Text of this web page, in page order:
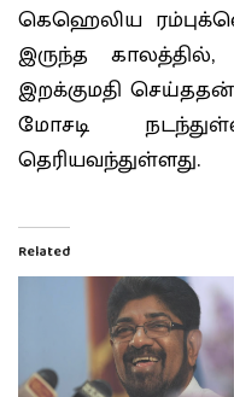
கெஹெலிய
இருந்த
இறக்குமதி செய்ததன்
மோசடி
தெரியவந்துள்ளது.
Related